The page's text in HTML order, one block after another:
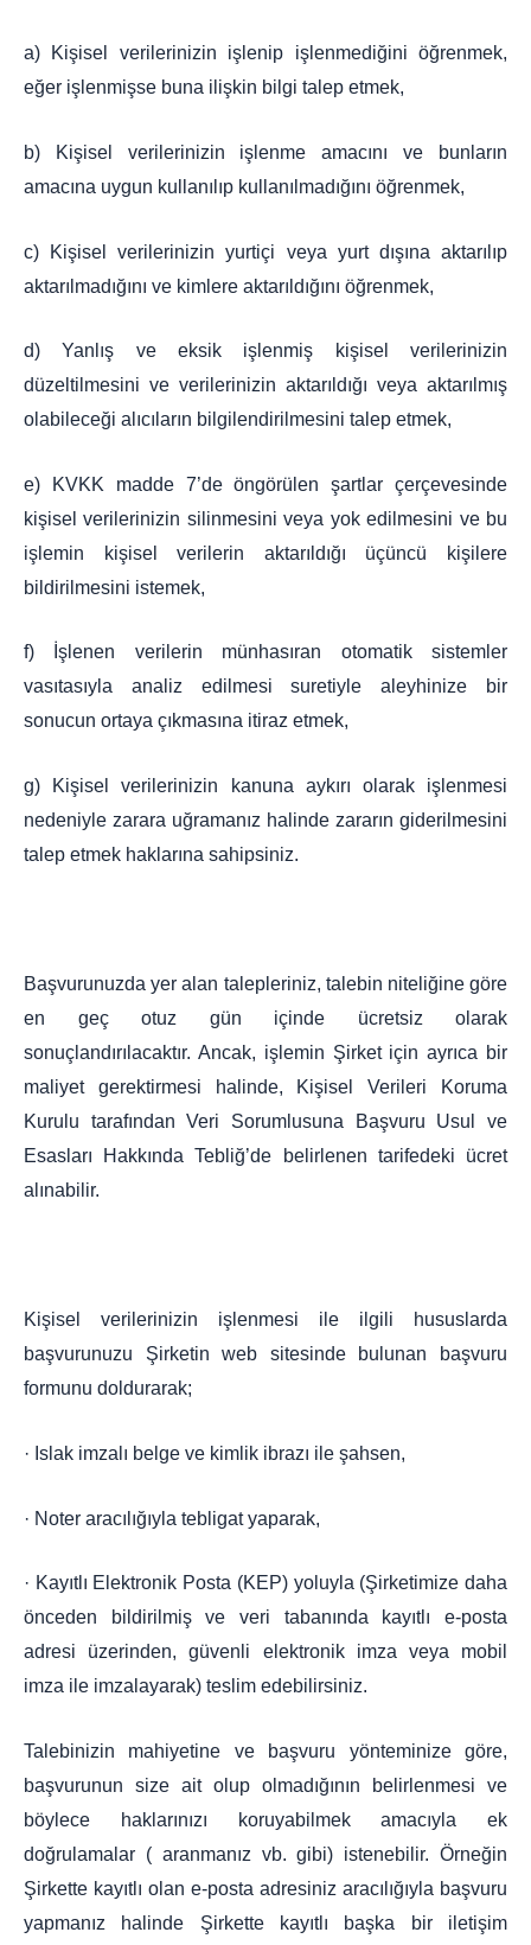
a) Kişisel verilerinizin işlenip işlenmediğini öğrenmek,
eğer işlenmişse buna ilişkin bilgi talep etmek,
b) Kişisel verilerinizin işlenme amacını ve bunların
amacına uygun kullanılıp kullanılmadığını öğrenmek,
c) Kişisel verilerinizin yurtiçi veya yurt dışına aktarılıp
aktarılmadığını ve kimlere aktarıldığını öğrenmek,
d) Yanlış ve eksik işlenmiş kişisel verilerinizin
düzeltilmesini ve verilerinizin aktarıldığı veya aktarılmış
olabileceği alıcıların bilgilendirilmesini talep etmek,
e) KVKK madde 7’de öngörülen şartlar çerçevesinde
kişisel verilerinizin silinmesini veya yok edilmesini ve bu
işlemin kişisel verilerin aktarıldığı üçüncü kişilere
bildirilmesini istemek,
f) İşlenen verilerin münhasıran otomatik sistemler
vasıtasıyla analiz edilmesi suretiyle aleyhinize bir
sonucun ortaya çıkmasına itiraz etmek,
g) Kişisel verilerinizin kanuna aykırı olarak işlenmesi
nedeniyle zarara uğramanız halinde zararın giderilmesini
talep etmek haklarına sahipsiniz.
Başvurunuzda yer alan talepleriniz, talebin niteliğine göre
en geç otuz gün içinde ücretsiz olarak
sonuçlandırılacaktır. Ancak, işlemin Şirket için ayrıca bir
maliyet gerektirmesi halinde, Kişisel Verileri Koruma
Kurulu tarafından Veri Sorumlusuna Başvuru Usul ve
Esasları Hakkında Tebliğ’de belirlenen tarifedeki ücret
alınabilir.
Kişisel verilerinizin işlenmesi ile ilgili hususlarda
başvurunuzu Şirketin web sitesinde bulunan başvuru
formunu doldurarak;
· Islak imzalı belge ve kimlik ibrazı ile şahsen,
· Noter aracılığıyla tebligat yaparak,
· Kayıtlı Elektronik Posta (KEP) yoluyla (Şirketimize daha
önceden bildirilmiş ve veri tabanında kayıtlı e-posta
adresi üzerinden, güvenli elektronik imza veya mobil
imza ile imzalayarak) teslim edebilirsiniz.
Talebinizin mahiyetine ve başvuru yönteminize göre,
başvurunun size ait olup olmadığının belirlenmesi ve
böylece haklarınızı koruyabilmek amacıyla ek
doğrulamalar ( aranmanız vb. gibi) istenebilir. Örneğin
Şirkette kayıtlı olan e-posta adresiniz aracılığıyla başvuru
yapmanız halinde Şirkette kayıtlı başka bir iletişim